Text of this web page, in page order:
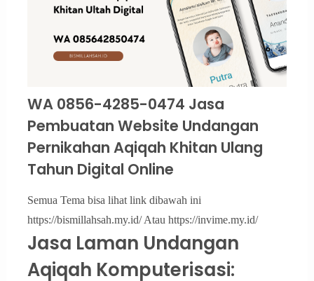
WA 0856-4285-0474 Jasa
Pembuatan Website Undangan
Pernikahan Aqiqah Khitan Ulang
Tahun Digital Online
Semua Tema bisa lihat link dibawah ini
https://bismillahsah.my.id/ Atau https://invime.my.id/
Jasa Laman Undangan
Aqiqah Komputerisasi: